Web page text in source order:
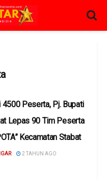
4500 Peserta, Pj. Bupati
Lepas 90 Tim Peserta
Kecamatan Stabat
2 TAHUN AGO